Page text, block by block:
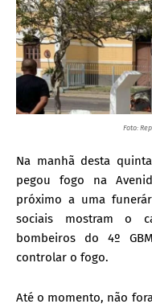
Foto:
Na manhã desta
pegou fogo na
próximo a uma
sociais mostram o
bombeiros do 4º
controlar o fogo.
Até o momento, não